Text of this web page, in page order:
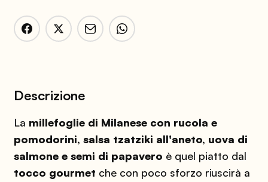
Descrizione
La millefoglie di Milanese con rucola e
pomodorini, salsa tzatziki all'aneto, uova di
salmone e semi di papavero è quel piatto dal
tocco gourmet che con poco sforzo riuscirà a